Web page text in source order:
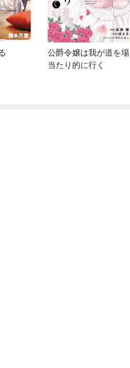
公爵令嬢は我が道を場
当たり的に行く